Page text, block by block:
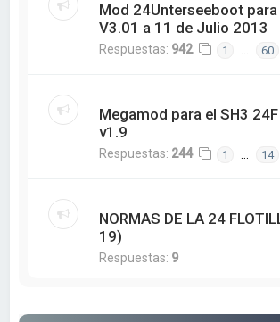
Mod 24Unterseeboot para
V3.01 a 11 de Julio 2013
Respuestas: 942 1 … 60
Megamod para el SH3 24F
v1.9
Respuestas: 244 1 … 14
NORMAS DE LA 24
19)
Respuestas: 9